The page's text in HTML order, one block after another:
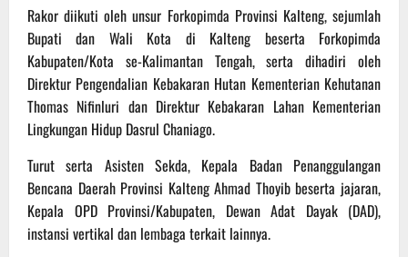
Rakor diikuti oleh unsur Forkopimda Provinsi Kalteng, sejumlah
Bupati dan Wali Kota di Kalteng beserta Forkopimda
Kabupaten/Kota se-Kalimantan Tengah, serta dihadiri oleh
Direktur Pengendalian Kebakaran Hutan Kementerian Kehutanan
Thomas Nifinluri dan Direktur Kebakaran Lahan Kementerian
Lingkungan Hidup Dasrul Chaniago.
Turut serta Asisten Sekda, Kepala Badan Penanggulangan
Bencana Daerah Provinsi Kalteng Ahmad Thoyib beserta jajaran,
Kepala OPD Provinsi/Kabupaten, Dewan Adat Dayak (DAD),
instansi vertikal dan lembaga terkait lainnya.